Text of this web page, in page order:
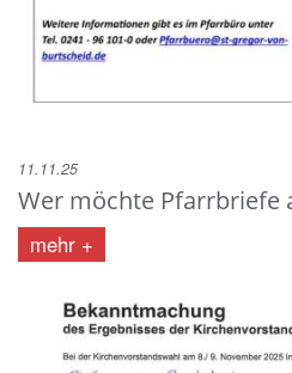
Wer möchte Pfarrbriefe
11.11.25
mehr